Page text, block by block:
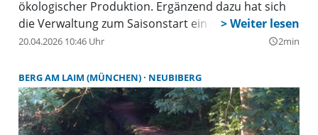
ökologischer Produktion. Ergänzend dazu hat sich
die Verwaltung zum Saisonstart ein paar schöne
und leckere Extras ausgedacht.
20.04.2026 10:46 Uhr query_builder2min
BERG AM LAIM (MÜNCHEN) NEUBIBERG